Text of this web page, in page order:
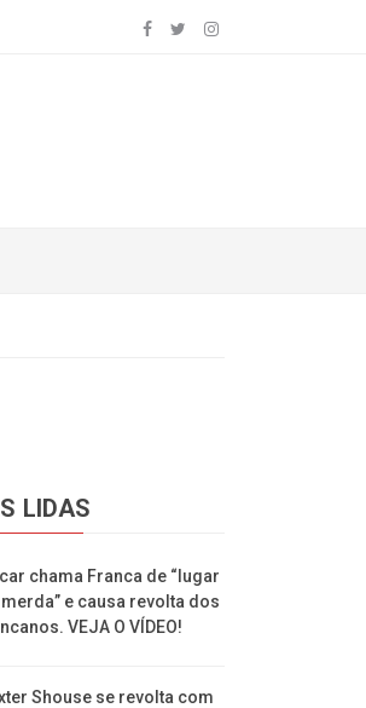
LIDAS
chama Franca de “lugar
e causa revolta dos
VEJA O VÍDEO!
Shouse se revolta com